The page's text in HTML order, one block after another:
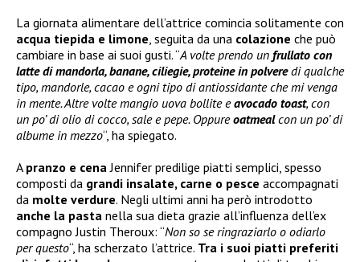
La giornata alimentare dell’attrice comincia solitamente con
acqua tiepida e limone, seguita da una colazione che può
cambiare in base ai suoi gusti. “A volte prendo un frullato con
latte di mandorla, banane, ciliegie, proteine in polveredi qualche
tipo, mandorle, cacao e ogni tipo di antiossidante che mi venga
in mente. Altre volte mangio uova bollite eavocado toast, con
un po’ di olio di cocco, sale e pepe. Oppureoatmealcon un po’ di
albume in mezzo“, ha spiegato.
A pranzo e cenaJennifer predilige piatti semplici, spesso
composti da grandi insalate, carne o pesce accompagnati
da molte verdure. Negli ultimi anni ha però introdotto
anche la pasta nella sua dieta grazie all’influenza dell’ex
compagno Justin Theroux: “Non so se ringraziarlo o odiarlo
per questo“, ha scherzato l’attrice. Tra i suoi piatti preferiti